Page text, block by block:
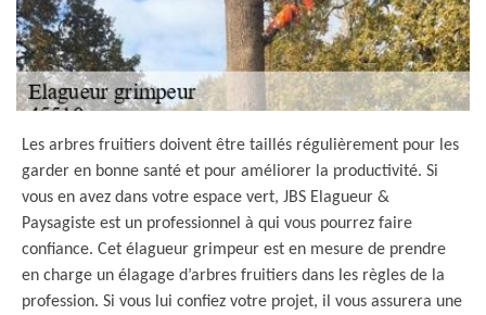
Les arbres fruitiers doivent être taillés régulièrement pour les
garder en bonne santé et pour améliorer la productivité. Si
vous en avez dans votre espace vert, JBS Elagueur &
Paysagiste est un professionnel à qui vous pourrez faire
confiance. Cet élagueur grimpeur est en mesure de prendre
en charge un élagage d’arbres fruitiers dans les règles de la
profession. Si vous lui confiez votre projet, il vous assurera une